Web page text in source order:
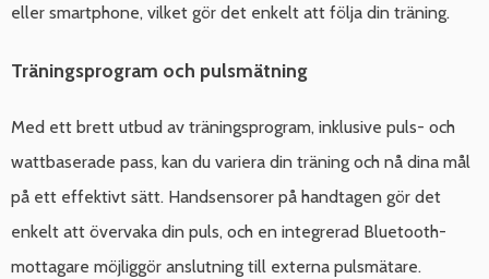
eller smartphone, vilket gör det enkelt att följa din träning.
Träningsprogram och pulsmätning
Med ett brett utbud av träningsprogram, inklusive puls- och
wattbaserade pass, kan du variera din träning och nå dina mål
på ett effektivt sätt. Handsensorer på handtagen gör det
enkelt att övervaka din puls, och en integrerad Bluetooth-
mottagare möjliggör anslutning till externa pulsmätare.